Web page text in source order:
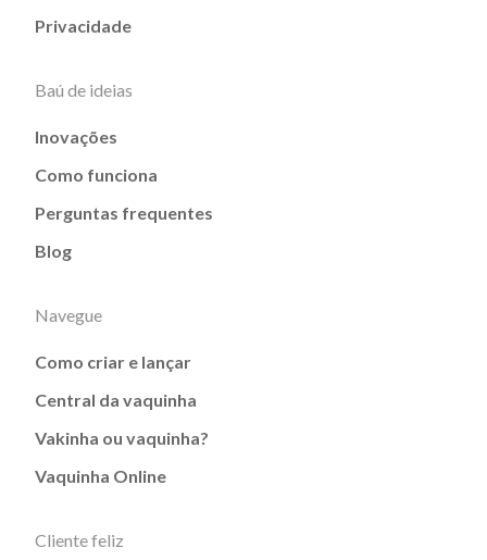
Privacidade
Baú de ideias
Inovações
Como funciona
Perguntas frequentes
Blog
Navegue
Como criar e lançar
Central da vaquinha
Vakinha ou vaquinha?
Vaquinha Online
Cliente feliz